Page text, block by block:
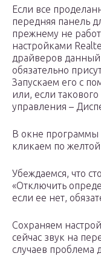
Если все
передняя панель
прежнему не
настройками
драйверов
обязательно
Запускаем его с
или, если
управления –
В окне программы
кликаем по
Убеждаемся, что
«Отключить
если ее нет,
Сохраняем
сейчас звук на
случаев